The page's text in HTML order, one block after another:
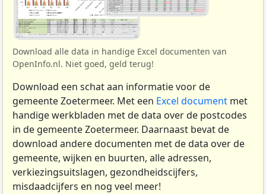
Download alle data in handige Excel documenten van
OpenInfo.nl. Niet goed, geld terug!
Download een schat aan informatie voor de
gemeente Zoetermeer. Met een Excel document met
handige werkbladen met de data over de postcodes
in de gemeente Zoetermeer. Daarnaast bevat de
download andere documenten met de data over de
gemeente, wijken en buurten, alle adressen,
verkiezingsuitslagen, gezondheidscijfers,
misdaadcijfers en nog veel meer!